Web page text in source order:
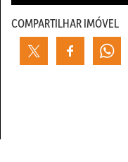
COMPARTILHAR IMÓVEL